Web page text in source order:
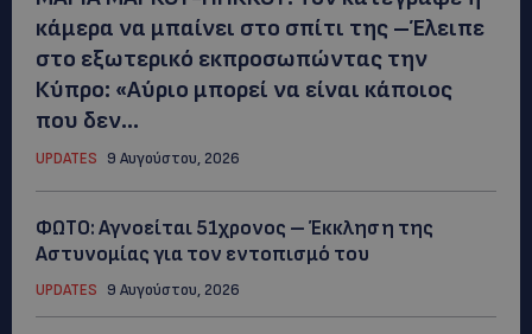
κάμερα να μπαίνει στο σπίτι της –Έλειπε
στο εξωτερικό εκπροσωπώντας την
Κύπρο: «Αύριο μπορεί να είναι κάποιος
που δεν...
UPDATES 9 Αυγούστου, 2026
ΦΩΤΟ: Αγνοείται 51χρονος – Έκκληση της
Αστυνομίας για τον εντοπισμό του
UPDATES 9 Αυγούστου, 2026